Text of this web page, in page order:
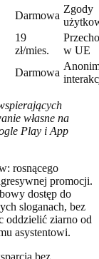
Darmowa
Zgody
19
zł/mies.
w UE
Darmowa
własne na
Play i App
rosnącego
promocji.
dostęp do
sloganach, bez
oddzielić ziarno od
asystentowi.
bez